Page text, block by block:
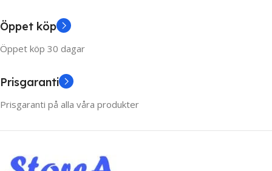
Öppet köp
Öppet köp 30 dagar
Prisgaranti
Prisgaranti på alla våra produkter